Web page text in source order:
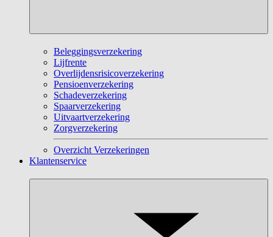
Beleggingsverzekering
Lijfrente
Overlijdensrisicoverzekering
Pensioenverzekering
Schadeverzekering
Spaarverzekering
Uitvaartverzekering
Zorgverzekering
Overzicht Verzekeringen
Klantenservice